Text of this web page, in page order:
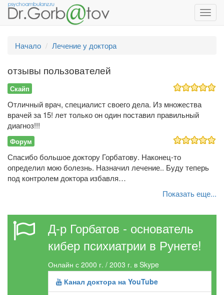
Начало
Лечение у доктора
отзывы пользователей
Скайп
Отличный врач, специалист своего дела. Из множества
врачей за 15! лет только он один поставил правильный
диагноз!!!
Форум
Спасибо большое доктору Горбатову. Наконец-то
определил мою болезнь. Назначил лечение.. Буду теперь
под контролем доктора избавля…
Показать еще...
Д-р Горбатов - основатель
кибер психиатрии в Рунете!
Онлайн с 2000 г. / 2003 г. в Skype
Канал доктора на YouTube